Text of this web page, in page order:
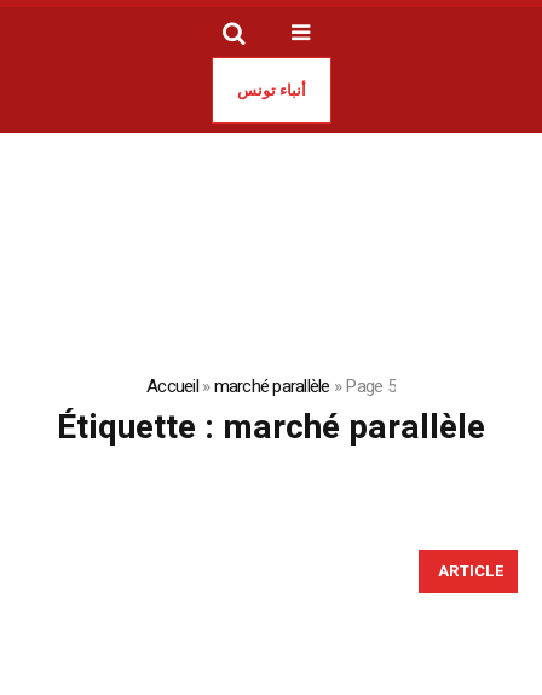
أنباء تونس
Accueil»marché parallèle »Page 5
Étiquette : marché parallèle
ARTICLE